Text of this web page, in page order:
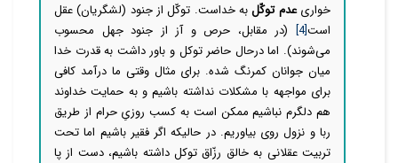
خواریعدم توکّلبه خداست. توکّل از جنود (لشگریان) عقل
است[4]
(در مقابل، حرص و آز از جنود جهل‌ محسوب
می‌شوند). اما درحال حاضر توکل و باور داشت به قدرت خدا
میان جوانان کمرنگ شده. برای مثال وقتی ما درآمد کافی
برای مواجهه با مشکلات نداشته باشیم و به حمایت خداوند
هم دلگرم نباشیم ممکن است به کسب روزیِ حرام از طریق
ربا و نزول روی بیاوریم. در حالیکه اگر فقیر باشیم اما تحت
تربیت عقلانی به خالق رزّاق توکل داشته باشیم، دست از پا